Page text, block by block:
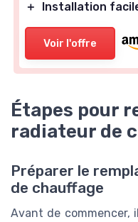
＋ Installation
Voir l'offre
Étapes pour
radiateur de
Préparer le
de chauffage
Avant de commencer,